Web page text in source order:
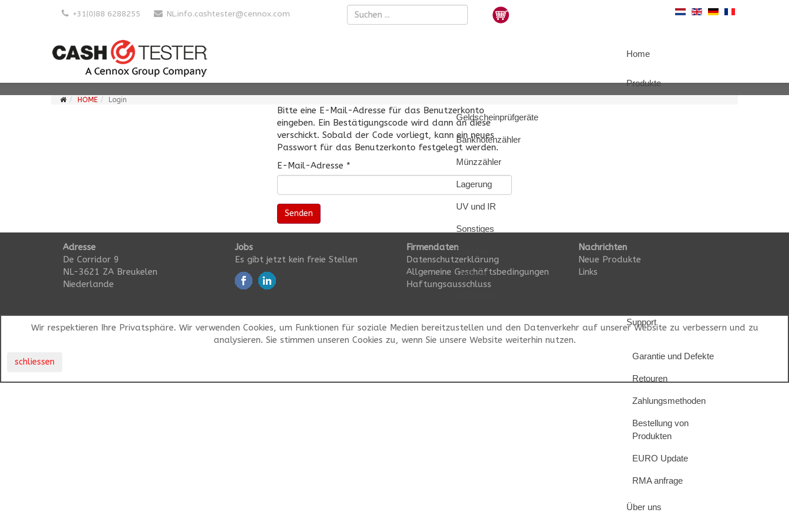
+31(0)88 6288255 NL.info.cashtester@cennox.com
Home
Produkte
Geldscheinprüfgeräte
Banknotenzähler
Münzzähler
Lagerung
UV und IR
Sonstiges
Zubehör
Updates
Support
Garantie und Defekte
Retouren
Zahlungsmethoden
Bestellung von
Produkten
EURO Update
RMA anfrage
Über uns
HOME Login
Bitte eine E-Mail-Adresse für das Benutzerkonto
eingeben. Ein Bestätigungscode wird dann an diese
verschickt. Sobald der Code vorliegt, kann ein neues
Passwort für das Benutzerkonto festgelegt werden.
E-Mail-Adresse *
Senden
Adresse
De Corridor 9
NL-3621 ZA Breukelen
Niederlande
Jobs
Es gibt jetzt kein freie Stellen
Firmendaten
Datenschutzerklärung
Allgemeine Geschäftsbedingungen
Haftungsausschluss
Nachrichten
Neue Produkte
Links
Wir respektieren Ihre Privatsphäre. Wir verwenden Cookies, um Funktionen für soziale Medien bereitzustellen und den Datenverkehr auf unserer Website zu verbessern und zu
analysieren. Sie stimmen unseren Cookies zu, wenn Sie unsere Website weiterhin nutzen.
schliessen